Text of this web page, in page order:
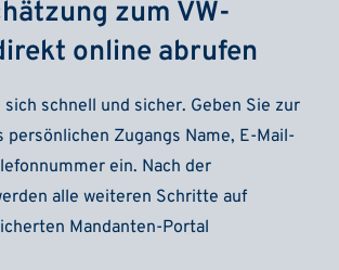
zum VW-
online abrufen
schnell und sicher. Geben Sie zur
persönlichen Zugangs Name, E-Mail-
ein. Nach der
alle weiteren Schritte auf
Mandanten-Portal